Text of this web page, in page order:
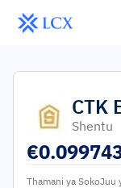
CTK
Shentu
€
Thamani ya SokoJuu